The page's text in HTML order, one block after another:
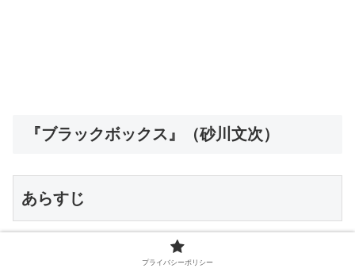
『ブラックボックス』（砂川文次）
あらすじ
プライバシーポリシー